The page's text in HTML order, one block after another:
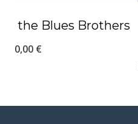
the Blues Brothers
0,00 €